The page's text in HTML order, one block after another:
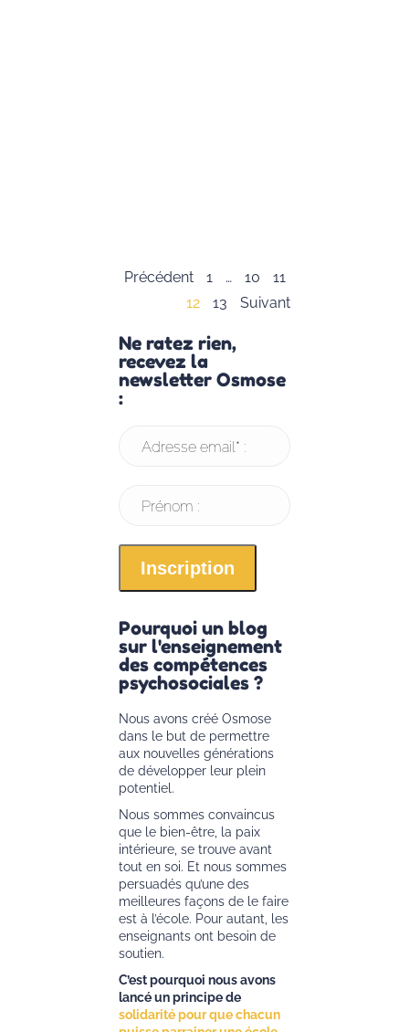
Précédent 1 … 10
11
12
13 Suivant
Ne ratez rien,
recevez la
newsletter Osmose
:
Adresse email* :
Prénom :
Pourquoi un blog
sur l'enseignement
des compétences
psychosociales ?
Nous avons créé Osmose
dans le but de permettre
aux nouvelles générations
de développer leur plein
potentiel.
Nous sommes convaincus
que le bien-être, la paix
intérieure, se trouve avant
tout en soi. Et nous sommes
persuadés qu’une des
meilleures façons de le faire
est à l’école. Pour autant, les
enseignants ont besoin de
soutien.
C’est pourquoi nous avons
lancé un principe de
solidarité pour que chacun